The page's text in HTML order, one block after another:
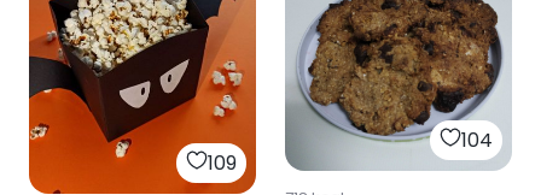
109
104